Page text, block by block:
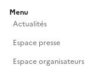
Menu
Actualités
Espace presse
Espace organisateurs